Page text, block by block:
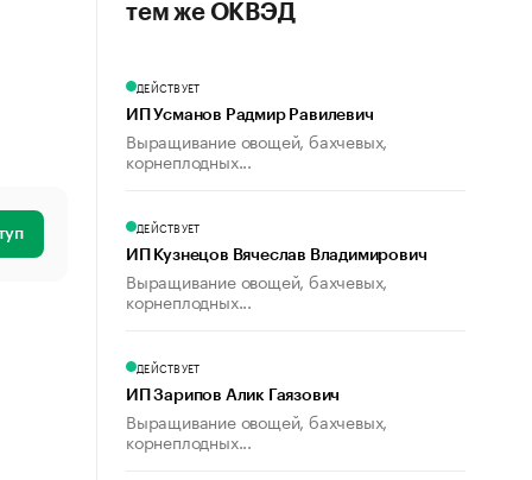
тем же ОКВЭД
ДЕЙСТВУЕТ
ИП Усманов Радмир Равилевич
Выращивание овощей, бахчевых,
корнеплодных...
ДЕЙСТВУЕТ
ИП Кузнецов Вячеслав Владимирович
Выращивание овощей, бахчевых,
корнеплодных...
ДЕЙСТВУЕТ
ИП Зарипов Алик Гаязович
Выращивание овощей, бахчевых,
корнеплодных...